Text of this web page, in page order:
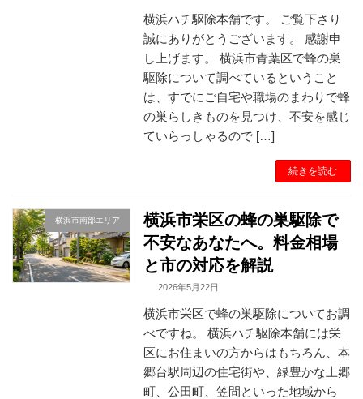
横浜ハチ駆除本舗です。 ご覧下さり
誠にありがとうございます。 感謝申
し上げます。 横浜市青葉区で蜂の巣
駆除について調べているということ
は、すでにご自宅や職場のまわりで蜂
の巣らしきものを見つけ、不安を感じ
ていらっしゃるので […]
続きを読む
横浜市南部エリア
横浜市栄区の蜂の巣駆除で
不安なあなたへ。料金相場
と市の対応を解説
2026年5月22日
横浜市栄区で蜂の巣駆除についてお調
べですね。 横浜ハチ駆除本舗には栄
区にお住まいの方からはもちろん、本
郷台駅周辺の住宅街や、緑豊かな上郷
町、公田町、笠間といった地域から